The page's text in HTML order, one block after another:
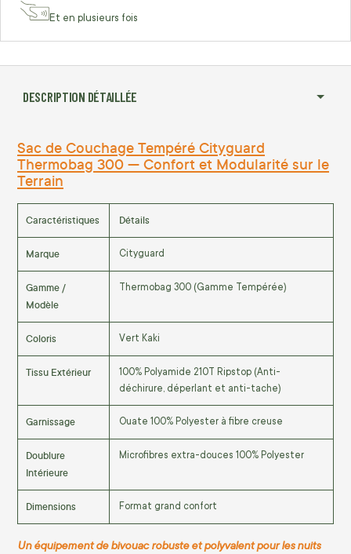
Et en plusieurs fois
DESCRIPTION DÉTAILLÉE
Sac de Couchage Tempéré Cityguard
Thermobag 300 — Confort et Modularité sur le
Terrain
Caractéristiques Détails
Marque Cityguard
Gamme /
Modèle
Thermobag 300 (Gamme Tempérée)
Coloris Vert Kaki
Tissu Extérieur
100% Polyamide 210T Ripstop (Anti-
déchirure, déperlant et anti-tache)
Garnissage Ouate 100% Polyester à fibre creuse
Doublure
Intérieure
Microfibres extra-douces 100% Polyester
Dimensions Format grand confort
Un équipement de bivouac robuste et polyvalent pour les nuits